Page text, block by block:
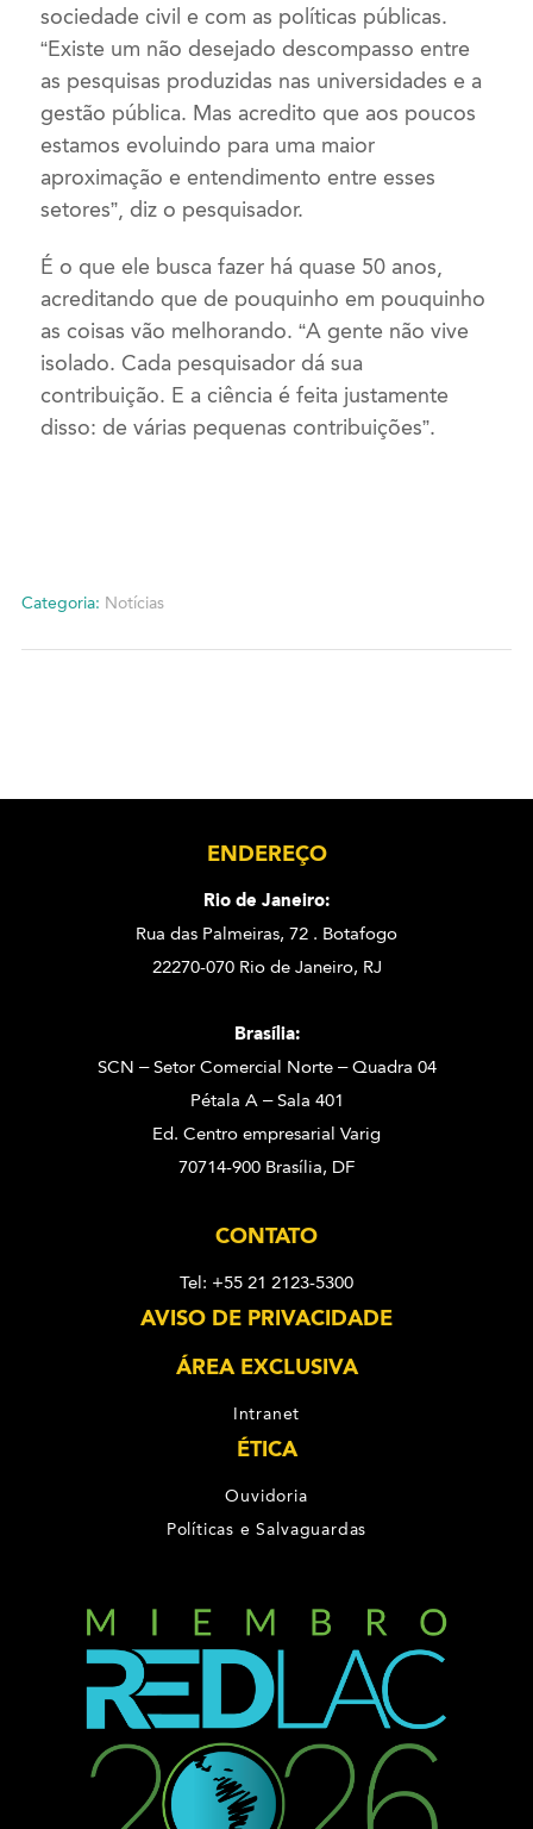
sociedade civil e com as políticas públicas.
“Existe um não desejado descompasso entre
as pesquisas produzidas nas universidades e a
gestão pública. Mas acredito que aos poucos
estamos evoluindo para uma maior
aproximação e entendimento entre esses
setores”, diz o pesquisador.
É o que ele busca fazer há quase 50 anos,
acreditando que de pouquinho em pouquinho
as coisas vão melhorando. “A gente não vive
isolado. Cada pesquisador dá sua
contribuição. E a ciência é feita justamente
disso: de várias pequenas contribuições”.
Categoria: Notícias
ENDEREÇO
Rio de Janeiro:
Rua das Palmeiras, 72 . Botafogo
22270-070 Rio de Janeiro, RJ
Brasília:
SCN – Setor Comercial Norte – Quadra 04
Pétala A – Sala 401
Ed. Centro empresarial Varig
70714-900 Brasília, DF
CONTATO
Tel: +55 21 2123-5300
AVISO DE PRIVACIDADE
ÁREA EXCLUSIVA
Intranet
ÉTICA
Ouvidoria
Políticas e Salvaguardas